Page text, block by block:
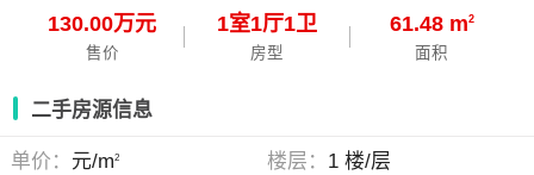
130.00万元
售价
1室1厅1卫
房型
61.48 m2
面积
二手房源信息
单价： 元/m2 楼层： 1 楼/层